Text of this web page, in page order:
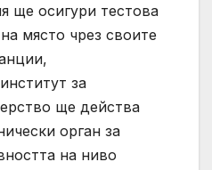
ще осигури тестова
място чрез своите
за
ще действа
орган за
на ниво